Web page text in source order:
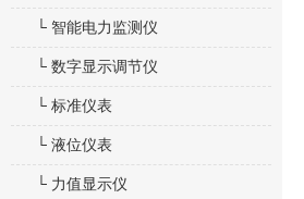
└ 智能电力监测仪
└ 数字显示调节仪
└ 标准仪表
└ 液位仪表
└ 力值显示仪